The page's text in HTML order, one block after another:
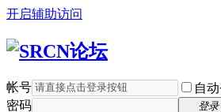
开启辅助访问
帐号 自
密码
登录